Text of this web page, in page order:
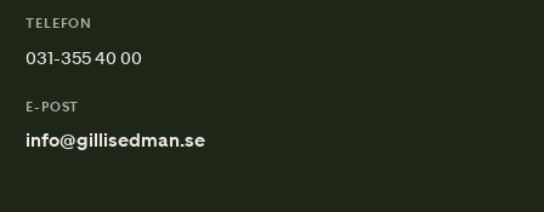
TELEFON
031-355 40 00
E-POST
info@gillisedman.se